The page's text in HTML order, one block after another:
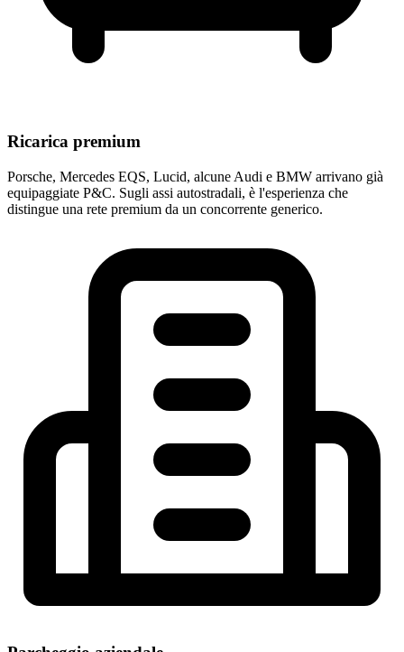
Ricarica premium
Porsche, Mercedes EQS, Lucid, alcune Audi e BMW arrivano già
equipaggiate P&C. Sugli assi autostradali, è l'esperienza che
distingue una rete premium da un concorrente generico.